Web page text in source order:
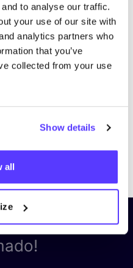
to analyse our traffic.
your use of our site with
analytics partners who
that you’ve
collected from your use
Show details
all
boletín